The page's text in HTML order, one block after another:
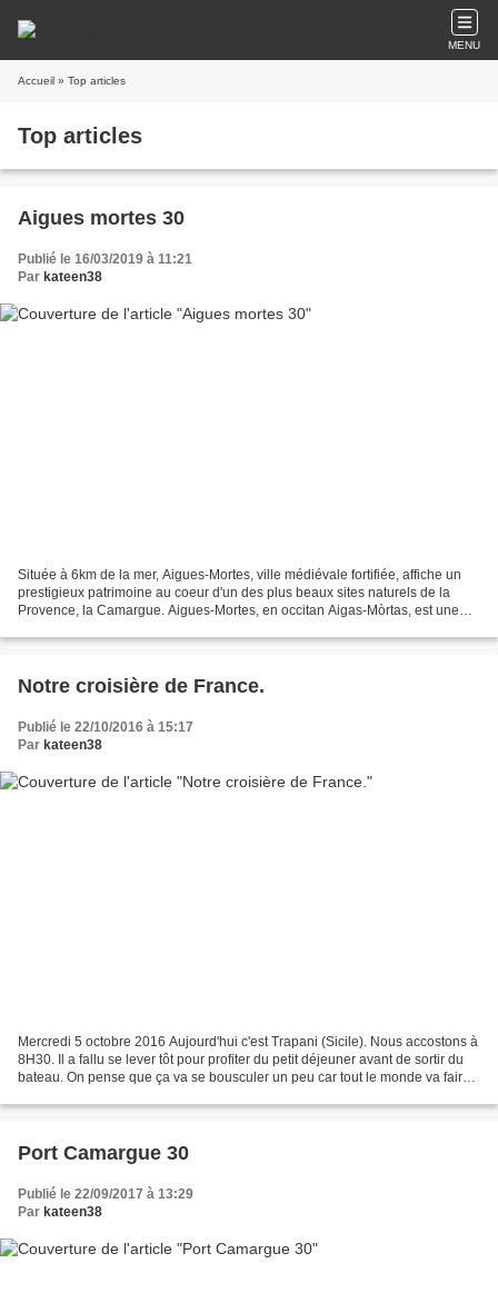
MENU
Accueil » Top articles
Top articles
Aigues mortes 30
Publié le 16/03/2019 à 11:21
Par kateen38
Située à 6km de la mer, Aigues-Mortes, ville médiévale fortifiée, affiche un
prestigieux patrimoine au coeur d'un des plus beaux sites naturels de la
Provence, la Camargue. Aigues-Mortes, en occitan Aigas-Mòrtas, est une
Notre croisière de France.
Publié le 22/10/2016 à 15:17
Par kateen38
Mercredi 5 octobre 2016 Aujourd'hui c'est Trapani (Sicile). Nous accostons à
8H30. Il a fallu se lever tôt pour profiter du petit déjeuner avant de sortir du
bateau. On pense que ça va se bousculer un peu car tout le monde va faire
Port Camargue 30
Publié le 22/09/2017 à 13:29
Par kateen38